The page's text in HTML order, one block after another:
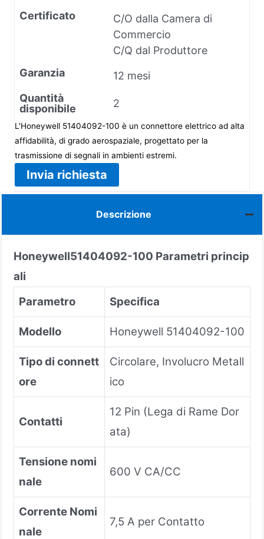
Certificato
C/O dalla Camera di
Commercio
C/Q dal Produttore
Garanzia
12 mesi
Quantità
disponibile
2
L'Honeywell 51404092-100 è un connettore elettrico ad alta
affidabilità, di grado aerospaziale, progettato per la
trasmissione di segnali in ambienti estremi.
Invia richiesta
Descrizione
Honeywell51404092-100 Parametri princip
ali
Parametro
Specifica
Modello Honeywell 51404092-100
Tipo di connett
ore
Circolare, Involucro Metall
ico
Contatti
12 Pin (Lega di Rame Dor
ata)
Tensione nomi
nale
600 V CA/CC
Corrente Nomi
nale
7,5 A per Contatto